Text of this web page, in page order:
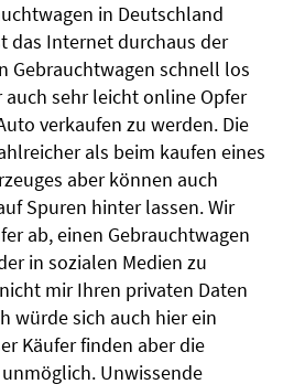
in Deutschland
das Internet durchaus der
Gebrauchtwagen schnell los
auch sehr leicht online Opfer
verkaufen zu werden. Die
als beim kaufen eines
aber können auch
Spuren hinter lassen. Wir
ab, einen Gebrauchtwagen
in sozialen Medien zu
mir Ihren privaten Daten
würde sich auch hier ein
Käufer finden aber die
Unwissende